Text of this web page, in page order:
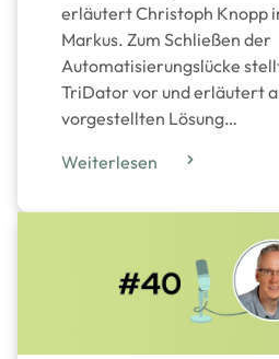
erläutert Christoph Knopp
Markus. Zum Schließen der
Automatisierungslücke
TriDator vor und erläutert
vorgestellten Lösung…
Weiterlesen